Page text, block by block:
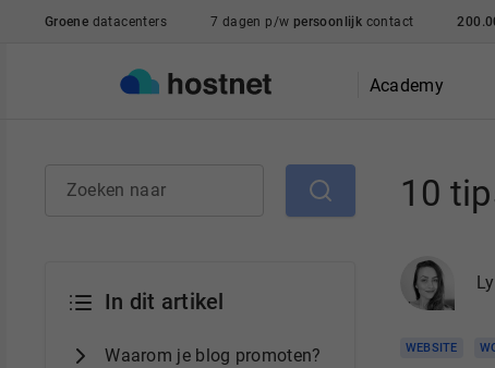
Ga naar de hoofdinhoud
Groene datacenters 7 dagen p/w persoonlijk contact
Academy
Zoeken naar
In dit artikel
Waarom je blog promoten?
10
WEBSITE